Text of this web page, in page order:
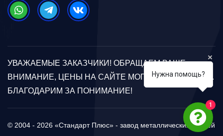
УВАЖАЕМЫЕ ЗАКАЗЧИКИ! ОБРАЩАЕМ ВАШЕ
ВНИМАНИЕ, ЦЕНЫ НА САЙТЕ МОГУТ ОТЛИЧАТЬСЯ.
БЛАГОДАРИМ ЗА ПОНИМАНИЕ!
© 2004 - 2026 «Стандарт Плюс» - завод металлических дверей
Нужна помощь?
1